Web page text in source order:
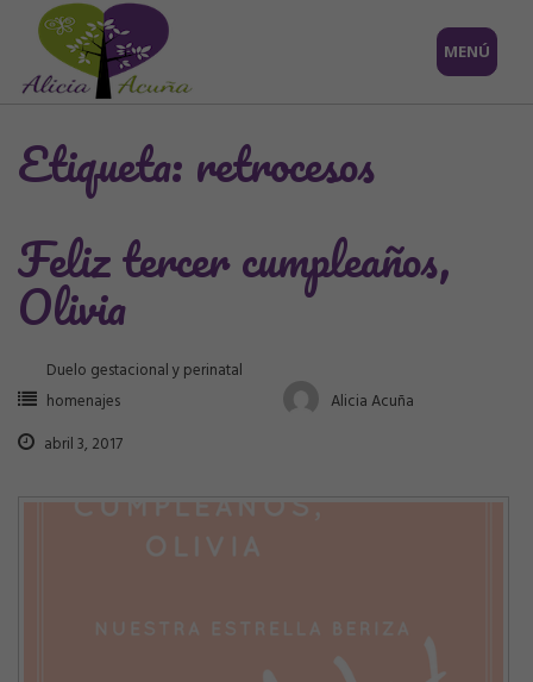
Saltar
contenido
MENÚ
Etiqueta: retrocesos
Feliz tercer cumpleaños,
Olivia
Duelo gestacional y perinatal
homenajes
Alicia Acuña
abril 3, 2017